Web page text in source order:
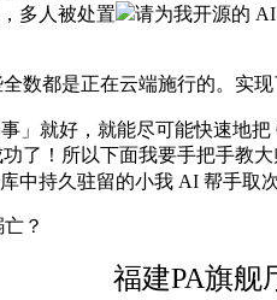
多人被处置
请为我开源的
数都是正在云端施行的。实现
」就好，就能尽可能快速地把
了！所以下面我要手把手教
中持久驻留的小我 AI 帮手取
？
福建PA旗舰